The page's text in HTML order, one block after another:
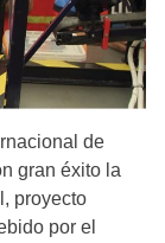
de
gran éxito la
proyecto
por el